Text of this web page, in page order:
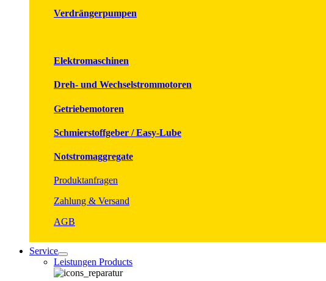
Verdrängerpumpen
Elektromaschinen
Dreh- und Wechselstrommotoren
Getriebemotoren
Schmierstoffgeber / Easy-Lube
Notstromaggregate
Produktanfragen
Zahlung & Versand
AGB
Service
Leistungen Products